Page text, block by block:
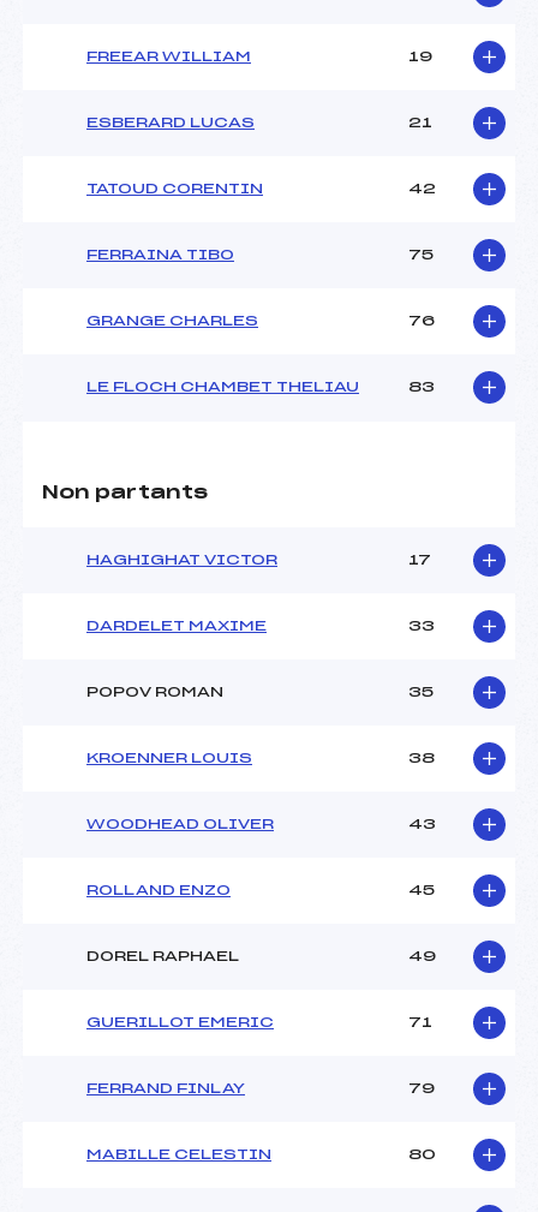
FREEAR WILLIAM 19
ESBERARD LUCAS 21
TATOUD CORENTIN 42
FERRAINA TIBO 75
GRANGE CHARLES 76
LE FLOCH CHAMBET THELIAU 83
Non partants
HAGHIGHAT VICTOR 17
DARDELET MAXIME 33
POPOV ROMAN 35
KROENNER LOUIS 38
WOODHEAD OLIVER 43
ROLLAND ENZO 45
DOREL RAPHAEL 49
GUERILLOT EMERIC 71
FERRAND FINLAY 79
MABILLE CELESTIN 80